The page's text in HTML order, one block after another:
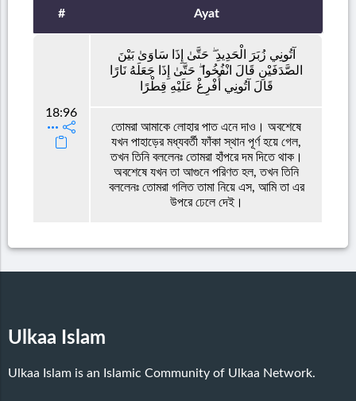
# Ayat
18:96
آتُونِي زُبَرَ الْحَدِيدِ ۖ حَتَّىٰ إِذَا سَاوَىٰ بَيْنَ
الصَّدَفَيْنِ قَالَ انْفُخُوا ۖ حَتَّىٰ إِذَا جَعَلَهُ نَارًا
قَالَ آتُونِي أُفْرِغْ عَلَيْهِ قِطْرًا
তোমরা আমাকে লোহার পাত এনে দাও। অবশেষে
যখন পাহাড়ের মধ্যবর্তী ফাঁকা স্থান পূর্ণ হয়ে গেল,
তখন তিনি বললেনঃ তোমরা হাঁপরে দম দিতে থাক।
অবশেষে যখন তা আগুনে পরিণত হল, তখন তিনি
বললেনঃ তোমরা গলিত তামা নিয়ে এস, আমি তা এর
উপরে ঢেলে দেই।
Ulkaa Islam
Ulkaa Islam is an Islamic Community of Ulkaa Network.